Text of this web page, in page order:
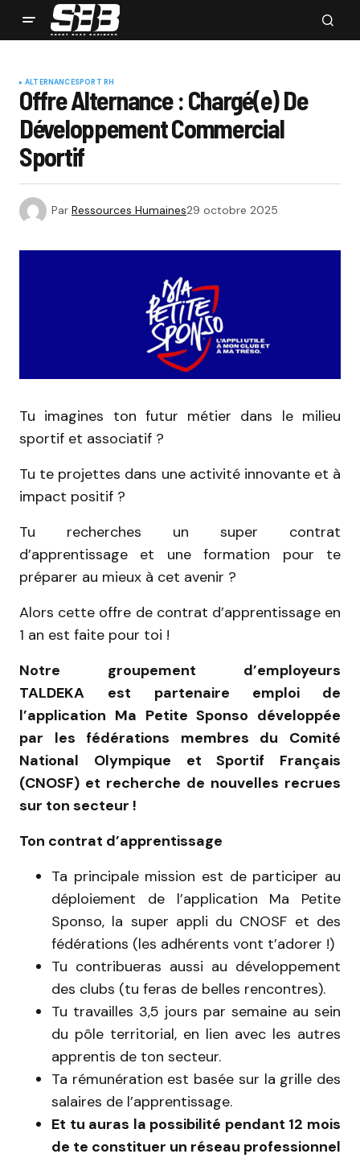
ALTERNANCESPORT RH
Offre Alternance : Chargé(e) De
Développement Commercial
Sportif
Par Ressources Humaines29 octobre 2025
Tu imagines ton futur métier dans le milieu
sportif et associatif ?
Tu te projettes dans une activité innovante et à
impact positif ?
Tu recherches un super contrat
d’apprentissage et une formation pour te
préparer au mieux à cet avenir ?
Alors cette offre de contrat d’apprentissage en
1 an est faite pour toi !
Notre groupement d’employeurs
TALDEKA
est partenaire emploi de
l’application Ma Petite Sponso développée
par les fédérations membres du Comité
National Olympique et Sportif Français
(CNOSF) et recherche de nouvelles recrues
sur ton secteur !
Ton contrat d’apprentissage
Ta principale mission est de participer au
déploiement de l’application Ma Petite
Sponso, la super appli du CNOSF et des
fédérations (les adhérents vont t’adorer !)
Tu contribueras aussi au développement
des clubs (tu feras de belles rencontres).
Tu travailles 3,5 jours par semaine au sein
du pôle territorial, en lien avec les autres
apprentis de ton secteur.
Ta rémunération est basée sur la grille des
salaires de l’apprentissage.
Et tu auras la possibilité pendant 12 mois
de te constituer un réseau professionnel